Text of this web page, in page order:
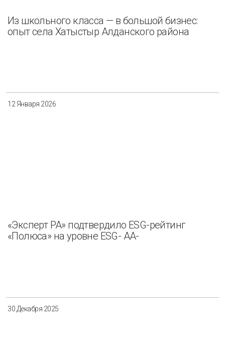
Из школьного класса — в большой бизнес:
опыт села Хатыстыр Алданского района
12 Января 2026
«Эксперт РА» подтвердило ESG-рейтинг
«Полюса» на уровне ESG- AА-
30 Декабря 2025